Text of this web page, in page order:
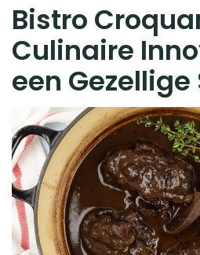
Bistro
Culinaire
een